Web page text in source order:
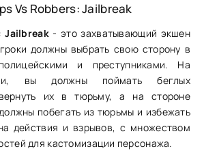
Vs Robbers: Jailbreak
Jailbreak- это захватывающий экшен
должны выбрать свою сторону в
и преступниками. На
вы должны поймать беглых
их в тюрьму, а на стороне
побегать из тюрьмы и избежать
действия и взрывов, с множеством
для кастомизации персонажа.